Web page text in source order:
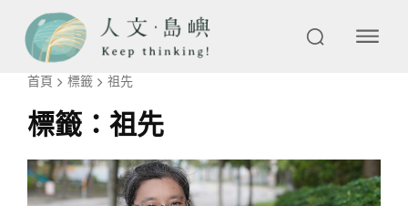
首頁 標籤 祖先
標籤： 祖先